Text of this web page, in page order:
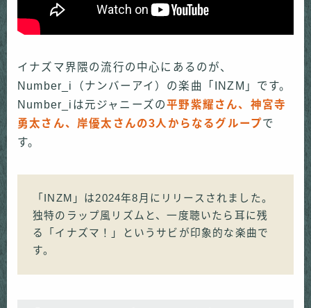
イナズマ界隈の流行の中心にあるのが、
Number_i（ナンバーアイ）の楽曲「INZM」です。
Number_iは元ジャニーズの平野紫耀さん、神宮寺
勇太さん、岸優太さんの3人からなるグループで
す。
「INZM」は2024年8月にリリースされました。
独特のラップ風リズムと、一度聴いたら耳に残
る「イナズマ！」というサビが印象的な楽曲で
す。